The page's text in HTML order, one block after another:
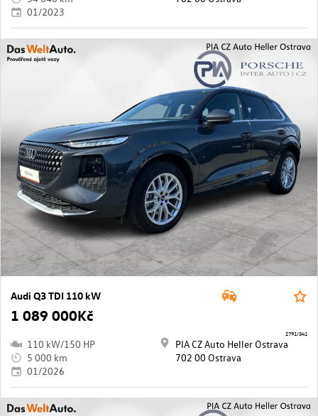
01/2023
Audi Q3 TDI 110 kW
1 089 000Kč
110 kW/150 HP
5 000 km
01/2026
PIA CZ Auto Heller Ostrava
702 00 Ostrava
2791/341